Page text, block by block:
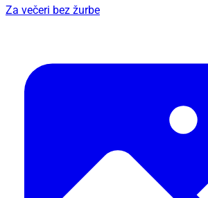
Za večeri bez žurbe